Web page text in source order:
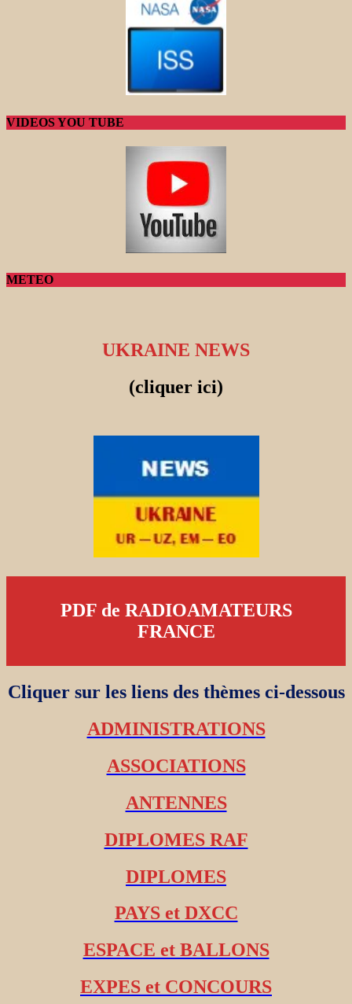
VIDEOS YOU TUBE
METEO
UKRAINE NEWS
(cliquer ici)
PDF de RADIOAMATEURS
FRANCE
Cliquer sur les liens des thèmes ci-dessous
ADMINISTRATIONS
ASSOCIATIONS
ANTENNES
DIPLOMES RAF
DIPLOMES
PAYS et DXCC
ESPACE et BALLONS
EXPES et CONCOURS